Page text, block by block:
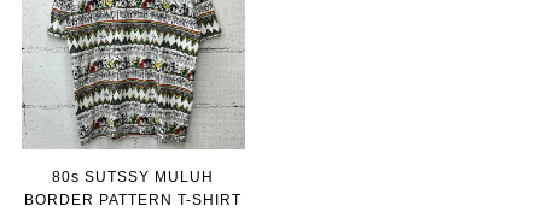
80s SUTSSY MULUH
BORDER PATTERN T-SHIRT